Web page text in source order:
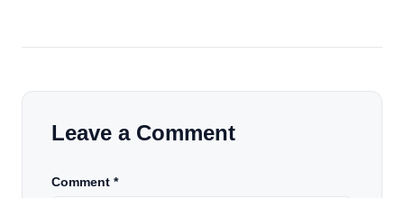
Leave a Comment
Comment *